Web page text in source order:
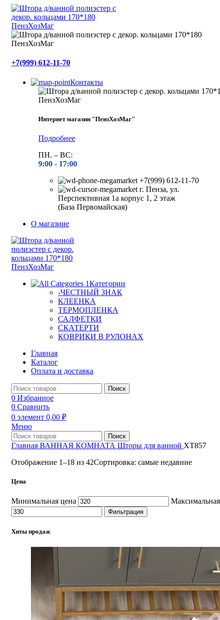
+7(999) 612-11-70
Контакты
Интернет магазин "ПензХозМаг"
Подробнее
ПН. – ВС:
9:00 - 17:00
+7(999) 612-11-70
г. Пенза, ул.
Перспективная 1а корпус 1, 2 этаж
(База Первомайская)
О магазине
Категории
-ЧЕСТНЫЙ ЗНАК
КЛЕЕНКА
ТЕРМОПЛЕНКА
САЛФЕТКИ
СКАТЕРТИ
КОВРИКИ В РУЛОНАХ
Главная
Каталог
Оплата и доставка
Поиск
0 Избранное
0 Сравнить
0 элемент 0,00 ₽
Меню
Поиск
Главная ВАННАЯ КОМНАТА Шторы для ванной ХТ857
Отображение 1–18 из 42Сортировка: самые недавние
Цена
Минимальная цена
Фильтрация
Хиты продаж